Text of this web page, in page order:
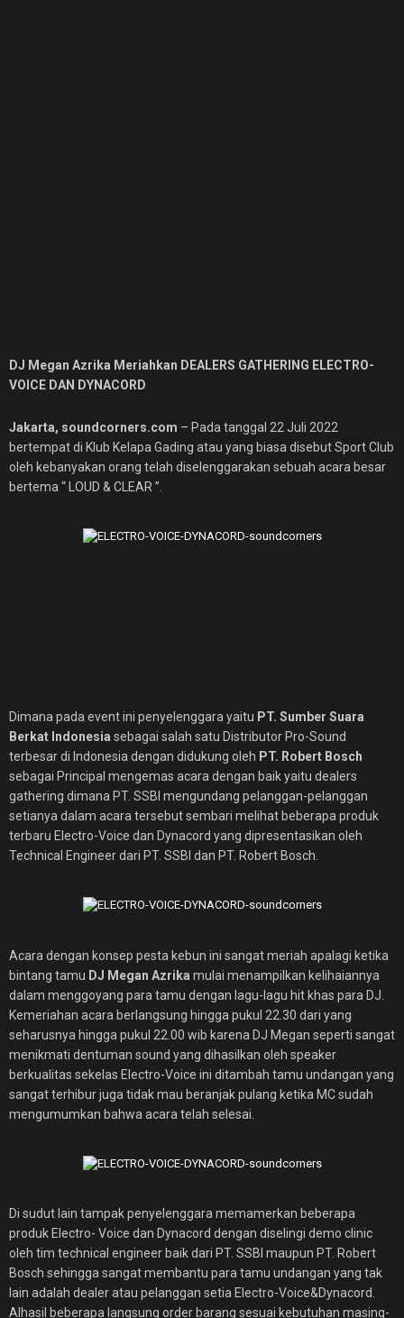
DJ Megan Azrika Meriahkan DEALERS GATHERING ELECTRO-
VOICE DAN DYNACORD
Jakarta, soundcorners.com – Pada tanggal 22 Juli 2022
bertempat di Klub Kelapa Gading atau yang biasa disebut Sport Club
oleh kebanyakan orang telah diselenggarakan sebuah acara besar
bertema “ LOUD & CLEAR ”.
Dimana pada event ini penyelenggara yaitu PT. Sumber Suara
Berkat Indonesia sebagai salah satu Distributor Pro-Sound
terbesar di Indonesia dengan didukung oleh PT. Robert Bosch
sebagai Principal mengemas acara dengan baik yaitu dealers
gathering dimana PT. SSBI mengundang pelanggan-pelanggan
setianya dalam acara tersebut sembari melihat beberapa produk
terbaru Electro-Voice dan Dynacord yang dipresentasikan oleh
Technical Engineer dari PT. SSBI dan PT. Robert Bosch.
Acara dengan konsep pesta kebun ini sangat meriah apalagi ketika
bintang tamu DJ Megan Azrika mulai menampilkan kelihaiannya
dalam menggoyang para tamu dengan lagu-lagu hit khas para DJ.
Kemeriahan acara berlangsung hingga pukul 22.30 dari yang
seharusnya hingga pukul 22.00 wib karena DJ Megan seperti sangat
menikmati dentuman sound yang dihasilkan oleh speaker
berkualitas sekelas Electro-Voice ini ditambah tamu undangan yang
sangat terhibur juga tidak mau beranjak pulang ketika MC sudah
mengumumkan bahwa acara telah selesai.
Di sudut lain tampak penyelenggara memamerkan beberapa
produk Electro- Voice dan Dynacord dengan diselingi demo clinic
oleh tim technical engineer baik dari PT. SSBI maupun PT. Robert
Bosch sehingga sangat membantu para tamu undangan yang tak
lain adalah dealer atau pelanggan setia Electro-Voice&Dynacord.
Alhasil beberapa langsung order barang sesuai kebutuhan masing-